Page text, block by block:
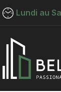
Lundi au